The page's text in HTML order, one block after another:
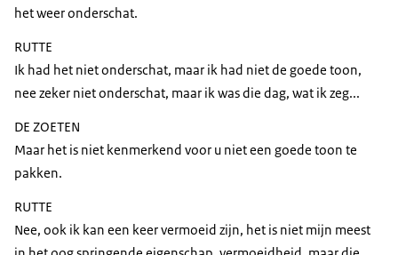
het weer onderschat.
RUTTE
Ik had het niet onderschat, maar ik had niet de goede toon,
nee zeker niet onderschat, maar ik was die dag, wat ik zeg...
DE ZOETEN
Maar het is niet kenmerkend voor u niet een goede toon te
pakken.
RUTTE
Nee, ook ik kan een keer vermoeid zijn, het is niet mijn meest